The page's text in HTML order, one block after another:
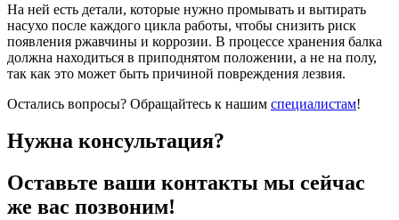
На ней есть детали, которые нужно промывать и вытирать
насухо после каждого цикла работы, чтобы снизить риск
появления ржавчины и коррозии. В процессе хранения балка
должна находиться в приподнятом положении, а не на полу,
так как это может быть причиной повреждения лезвия.
Остались вопросы? Обращайтесь к нашим специалистам!
Нужна консультация?
Оставьте ваши контакты мы сейчас
же вас позвоним!